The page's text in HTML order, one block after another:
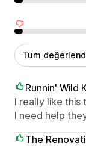
Nötr
Olumsuz
Tüm
Runnin' Wild
I really like this
I need help
The